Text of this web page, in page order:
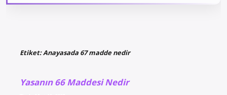
Etiket:Anayasada 67 madde nedir
Yasanın 66 Maddesi Nedir